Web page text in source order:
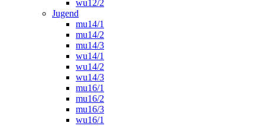
wu12/2
Jugend
mu14/1
mu14/2
mu14/3
wu14/1
wu14/2
wu14/3
mu16/1
mu16/2
mu16/3
wu16/1